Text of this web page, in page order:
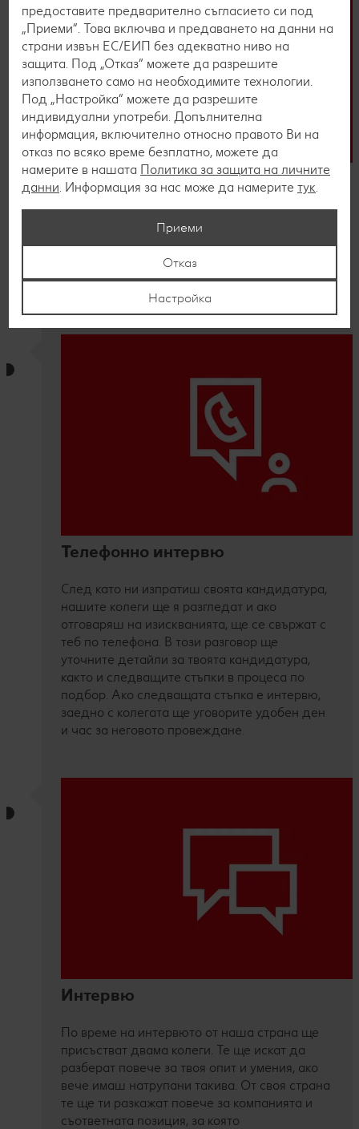
Онлайн кандидатстване
изпращайки своя автобиография по
конкретна обява в нашата платформа или на
място в нашите хипермаркети чрез
попълване на хартиена бланка.
Телефонно интервю
След като ни изпратиш своята кандидатура,
нашите колеги ще я разгледат и ако
отговаряш на изискванията, ще се свържат с
теб по телефона. В този разговор ще
уточните детайли за твоята кандидатура,
както и следващите стъпки в процеса по
подбор. Ако следващата стъпка е интервю,
заедно с колегата ще уговорите удобен ден
и час за неговото провеждане.
Интервю
По време на интервюто от наша страна ще
присъстват двама колеги. Те ще искат да
разберат повече за твоя опит и умения, ако
вече имаш натрупани такива. От своя страна
те ще ти разкажат повече за компанията и
съответната позиция, за която
предоставите предварително съгласието си под
„Приеми“. Това включва и предаването на данни на
страни извън ЕС/ЕИП без адекватно ниво на
защита. Под „Отказ“ можете да разрешите
използването само на необходимите технологии.
Под „Настройка“ можете да разрешите
индивидуални употреби. Допълнителна
информация, включително относно правото Ви на
отказ по всяко време безплатно, можете да
намерите в нашата Политика за защита на личните
данни. Информация за нас може да намерите тук.
Отказ
Приеми
Настройка